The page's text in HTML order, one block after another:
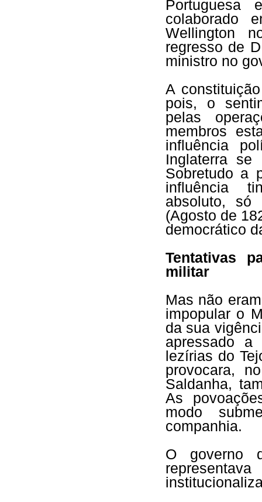
Portuguesa
colaborado
Wellington
regresso de
ministro no
A
pois, o
pelas
membros
influência
Inglaterra se
Sobretudo a
influência
absoluto, só
(Agosto de
democrático
Tentativas
militar
Mas não
impopular o
da sua
apressado
lezírias do
provocara,
Saldanha,
As
modo
companhia.
O governo